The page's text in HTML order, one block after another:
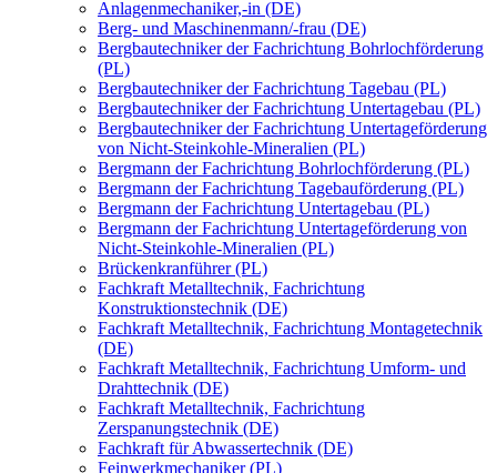
Anlagenmechaniker,-in (DE)
Berg- und Maschinenmann/-frau (DE)
Bergbautechniker der Fachrichtung Bohrlochförderung
(PL)
Bergbautechniker der Fachrichtung Tagebau (PL)
Bergbautechniker der Fachrichtung Untertagebau (PL)
Bergbautechniker der Fachrichtung Untertageförderung
von Nicht-Steinkohle-Mineralien (PL)
Bergmann der Fachrichtung Bohrlochförderung (PL)
Bergmann der Fachrichtung Tagebauförderung (PL)
Bergmann der Fachrichtung Untertagebau (PL)
Bergmann der Fachrichtung Untertageförderung von
Nicht-Steinkohle-Mineralien (PL)
Brückenkranführer (PL)
Fachkraft Metalltechnik, Fachrichtung
Konstruktionstechnik (DE)
Fachkraft Metalltechnik, Fachrichtung Montagetechnik
(DE)
Fachkraft Metalltechnik, Fachrichtung Umform- und
Drahttechnik (DE)
Fachkraft Metalltechnik, Fachrichtung
Zerspanungstechnik (DE)
Fachkraft für Abwassertechnik (DE)
Feinwerkmechaniker (PL)